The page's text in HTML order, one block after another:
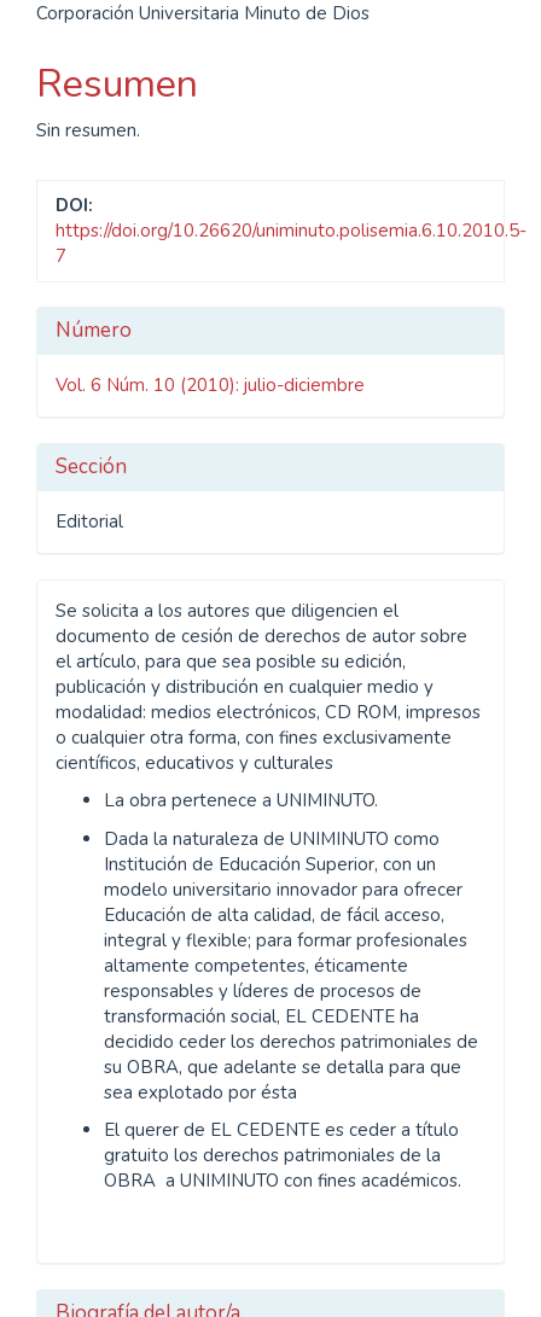
principal
del
artículo
Corporación Universitaria Minuto de Dios
Resumen
Sin resumen.
DOI:
https://doi.org/10.26620/uniminuto.polisemia.6.10.2010.5-
7
Detalles
del
Número
Vol. 6 Núm. 10 (2010): julio-diciembre
Sección
Editorial
Se solicita a los autores que diligencien el
documento de cesión de derechos de autor sobre
el artículo, para que sea posible su edición,
publicación y distribución en cualquier medio y
modalidad: medios electrónicos, CD ROM, impresos
o cualquier otra forma, con fines exclusivamente
científicos, educativos y culturales
La obra pertenece a UNIMINUTO.
Dada la naturaleza de UNIMINUTO como
Institución de Educación Superior, con un
modelo universitario innovador para ofrecer
Educación de alta calidad, de fácil acceso,
integral y flexible; para formar profesionales
altamente competentes, éticamente
responsables y líderes de procesos de
transformación social, EL CEDENTE ha
decidido ceder los derechos patrimoniales de
su OBRA, que adelante se detalla para que
sea explotado por ésta
El querer de EL CEDENTE es ceder a título
gratuito los derechos patrimoniales de la
OBRA a UNIMINUTO con fines académicos.